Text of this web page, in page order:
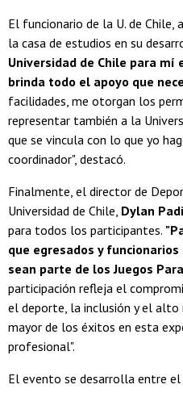
El funcionario de la U. de Chile,
la casa de estudios en su
Universidad de Chile para
brinda todo el apoyo que
facilidades, me otorgan los
representar también a la
que se vincula con lo que yo
coordinador", destacó.
Finalmente, el director de
Universidad de Chile, Dylan
para todos los participantes.
que egresados y
sean parte de los Juegos
participación refleja el
el deporte, la inclusión y el alto
mayor de los éxitos en esta
profesional".
El evento se desarrolla entre el